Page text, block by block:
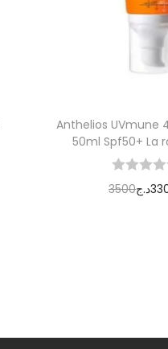
Anthelios UVmune
50ml Spf50+ La
3500د.ج